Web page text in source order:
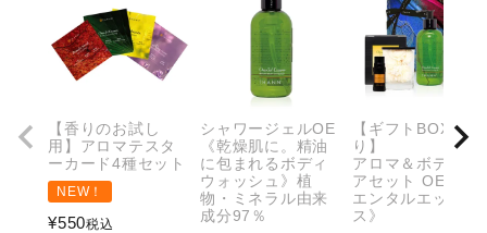
【香りのお試し
用】アロマテスタ
ーカード4種セット
NEW！
¥550税込
シャワージェルOE
《乾燥肌に。精油
に包まれるボディ
ウォッシュ》植
物・ミネラル由来
成分97％
【ギフトBOX入
り】
アロマ＆ボディケ
アセット OE《オ
エンタルエッセン
ス》